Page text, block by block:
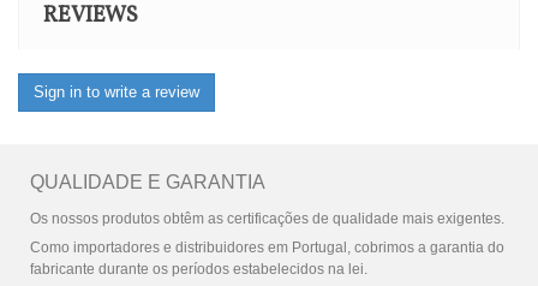
REVIEWS
Sign in to write a review
QUALIDADE E GARANTIA
Os nossos produtos obtêm as certificações de qualidade mais exigentes.
Como importadores e distribuidores em Portugal, cobrimos a garantia do
fabricante durante os períodos estabelecidos na lei.